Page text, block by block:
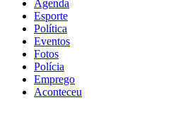
Agenda
Esporte
Política
Eventos
Fotos
Polícia
Emprego
Aconteceu